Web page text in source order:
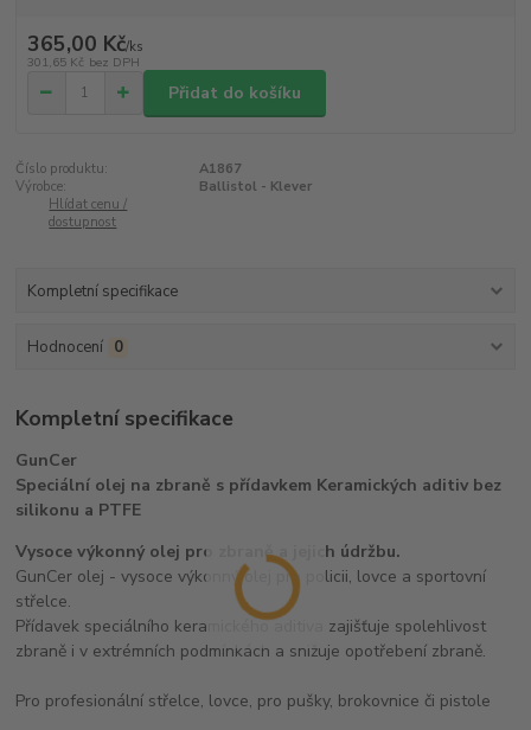
365,00 Kč/ks
301,65 Kč bez DPH
Přidat do košíku
Číslo produktu:
A1867
Výrobce:
Ballistol - Klever
Hlídat cenu /
dostupnost
Kompletní specifikace
Hodnocení 0
Kompletní specifikace
GunCer
Speciální olej na zbraně s přídavkem Keramických aditiv bez
silikonu a PTFE
Vysoce výkonný olej pro zbraně a jejich údržbu.
GunCer olej - vysoce výkonný olej pro policii, lovce a sportovní
střelce.
Přídavek speciálního keramického aditiva zajišťuje spolehlivost
zbraně i v extrémních podmínkách a snižuje opotřebení zbraně.
Pro profesionální střelce, lovce, pro pušky, brokovnice či pistole